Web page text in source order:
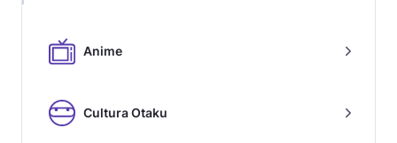
Anime
Cultura Otaku